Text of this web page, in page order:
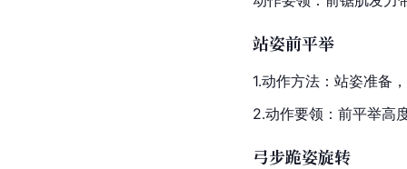
站姿前平举
1.动作方法：站姿准备
2.动作要领：前平举高
弓步跪姿旋转